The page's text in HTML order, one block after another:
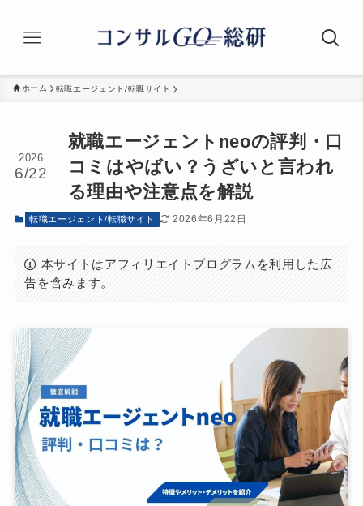
ホーム 転職エージェント/転職サイト
就職エージェントneoの評判・口
コミはやばい？うざいと言われ
る理由や注意点を解説
2026
6/22
転職エージェント/転職サイト 2026年6月22日
本サイトはアフィリエイトプログラムを利用した広
告を含みます。